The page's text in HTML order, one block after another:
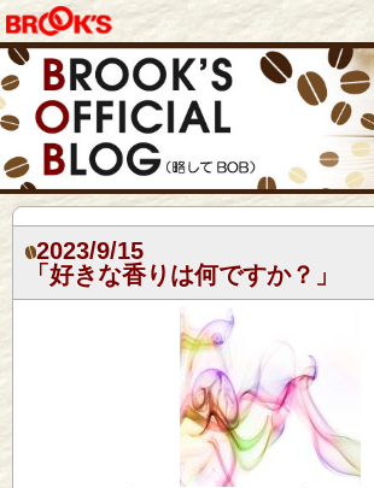
2023/9/15
「好きな香りは何ですか？」